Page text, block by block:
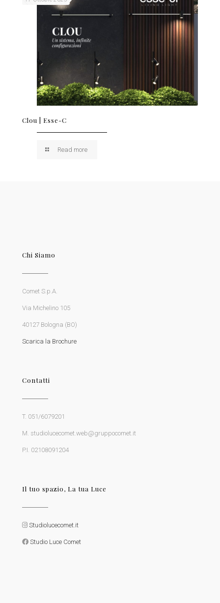
Clou | Esse-C
Read more
Chi Siamo
Comet S.p.A.
Via Michelino 105
40127 Bologna (BO)
Scarica la Brochure
Contatti
T. 051/6079201
M. studiolucecomet.web@gruppocomet.it
P.I. 02108091204
Il tuo spazio, La tua Luce
Studiolucecomet.it
Studio Luce Comet